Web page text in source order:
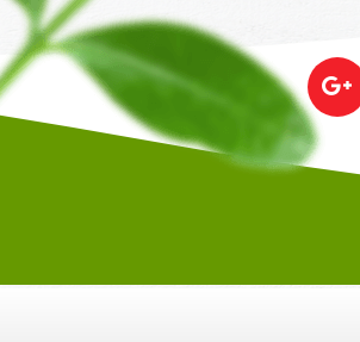
share us